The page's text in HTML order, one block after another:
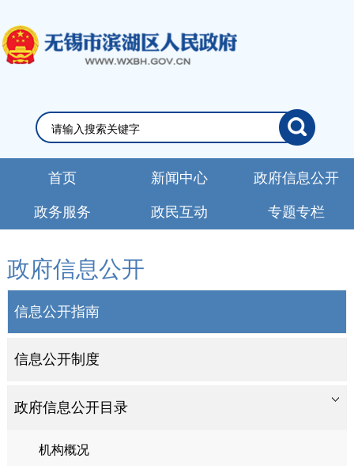
首页 新闻中心 政府信息公开
政务服务 政民互动 专题专栏
政府信息公开
信息公开指南
信息公开制度
政府信息公开目录
机构概况